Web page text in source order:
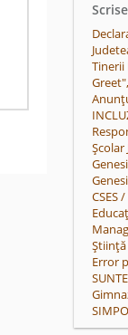
Tinerii
CSES
Error